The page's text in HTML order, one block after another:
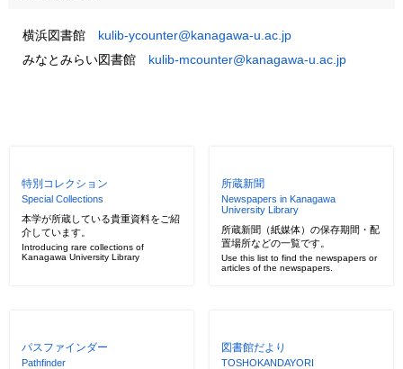
横浜図書館
kulib-ycounter@kanagawa-u.ac.jp
みなとみらい図書館
kulib-mcounter@kanagawa-u.ac.jp
特別コレクション
Special Collections
本学が所蔵している貴重資料をご紹
介しています。
Introducing rare collections of
Kanagawa University Library
所蔵新聞
Newspapers in Kanagawa
University Library
所蔵新聞（紙媒体）の保存期間・配
置場所などの一覧です。
Use this list to find the newspapers or
articles of the newspapers.
パスファインダー
Pathfinder
図書館だより
TOSHOKANDAYORI